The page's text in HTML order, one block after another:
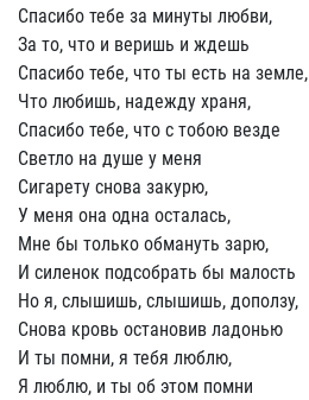
Спасибо тебе за минуты любви,
За то, что и веришь и ждешь
Спасибо тебе, что ты есть на земле,
Что любишь, надежду храня,
Спасибо тебе, что с тобою везде
Светло на душе у меня
Сигарету снова закурю,
У меня она одна осталась,
Мне бы только обмануть зарю,
И силенок подсобрать бы малость
Но я, слышишь, слышишь, доползу,
Снова кровь остановив ладонью
И ты помни, я тебя люблю,
Я люблю, и ты об этом помни